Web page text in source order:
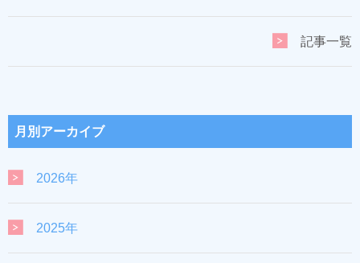
記事一覧
月別アーカイブ
2026年
2025年